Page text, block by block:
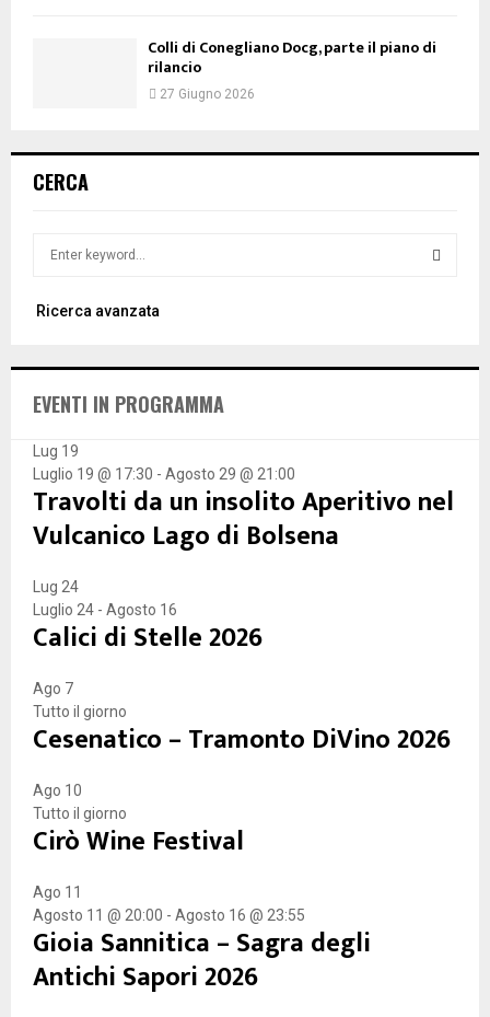
Colli di Conegliano Docg, parte il piano di
rilancio
27 Giugno 2026
CERCA
r
o
Ricerca avanzata
EVENTI IN PROGRAMMA
Lug 19
Luglio 19 @ 17:30 - Agosto 29 @ 21:00
Travolti da un insolito Aperitivo nel
Vulcanico Lago di Bolsena
Lug 24
Luglio 24 - Agosto 16
Calici di Stelle 2026
Ago 7
Tutto il giorno
Cesenatico – Tramonto DiVino 2026
Ago 10
Tutto il giorno
Cirò Wine Festival
Ago 11
Agosto 11 @ 20:00 - Agosto 16 @ 23:55
Gioia Sannitica – Sagra degli
Antichi Sapori 2026